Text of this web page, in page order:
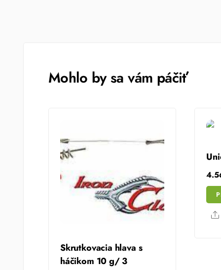
Mohlo by sa vám páčiť
Skrutkovacia hlava s
háčikom 10 g/ 3